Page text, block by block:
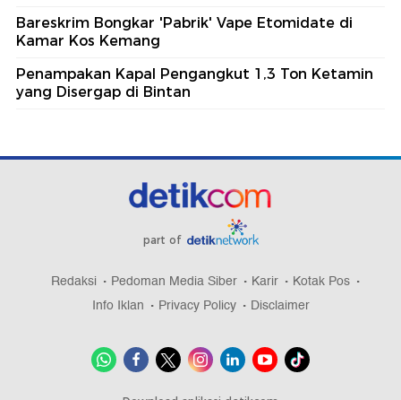
Bareskrim Bongkar 'Pabrik' Vape Etomidate di
Kamar Kos Kemang
Penampakan Kapal Pengangkut 1,3 Ton Ketamin
yang Disergap di Bintan
part of
Redaksi Pedoman Media Siber Karir
Kotak Pos
Info Iklan
Privacy Policy Disclaimer